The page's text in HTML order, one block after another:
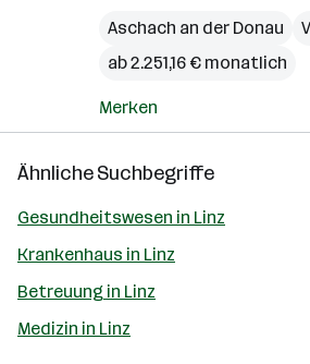
Aschach an der Donau
ab 2.251,16 € monatlich
Merken
Ähnliche Suchbegriffe
Gesundheitswesen in Linz
Krankenhaus in Linz
Betreuung in Linz
Medizin in Linz